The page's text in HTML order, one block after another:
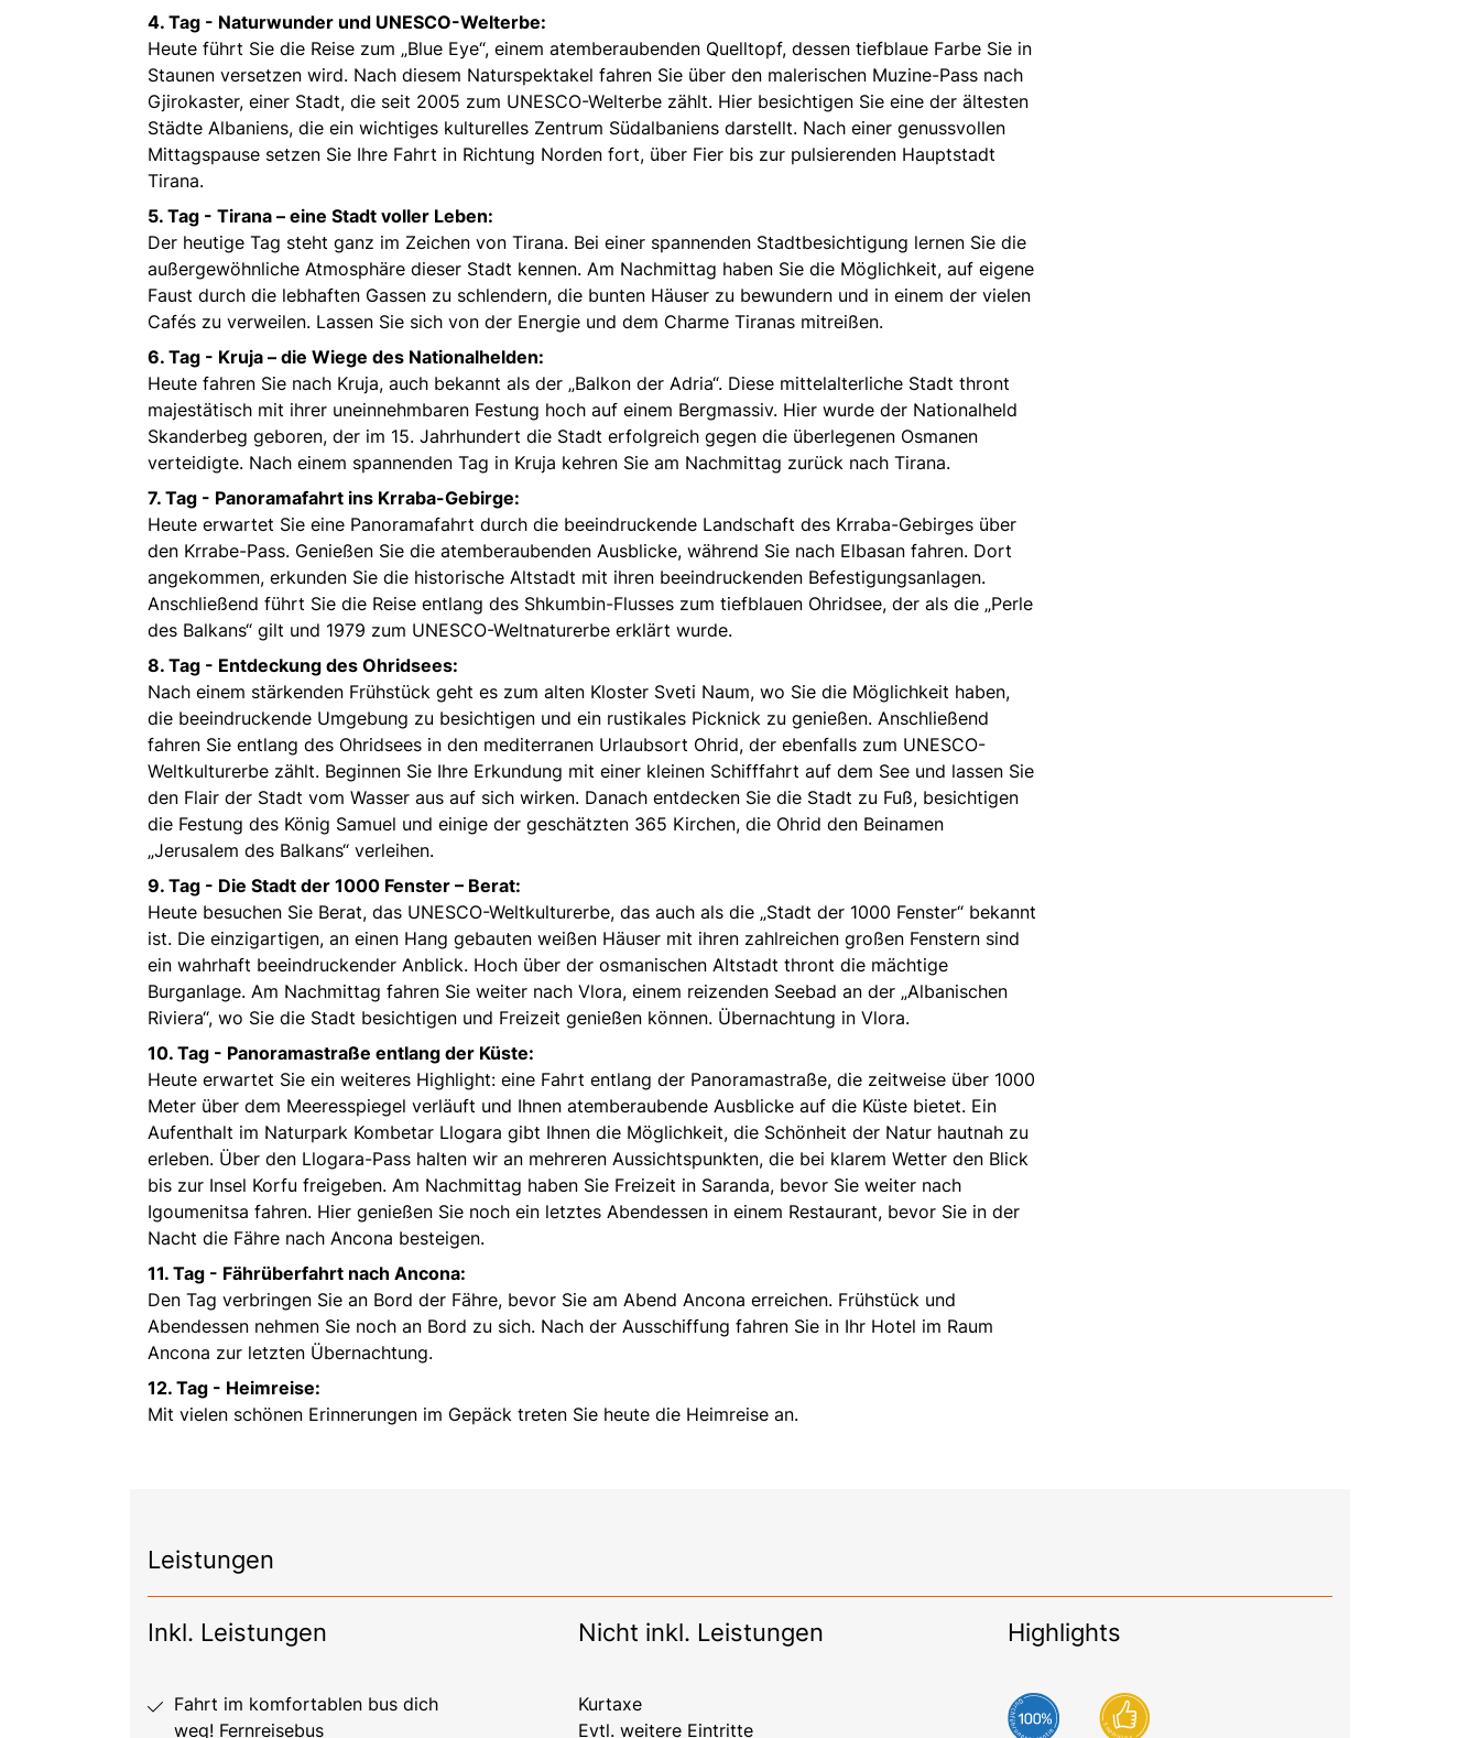
4. Tag - Naturwunder und UNESCO-Welterbe:
Heute führt Sie die Reise zum „Blue Eye“, einem atemberaubenden Quelltopf, dessen tiefblaue Farbe Sie in
Staunen versetzen wird. Nach diesem Naturspektakel fahren Sie über den malerischen Muzine-Pass nach
Gjirokaster, einer Stadt, die seit 2005 zum UNESCO-Welterbe zählt. Hier besichtigen Sie eine der ältesten
Städte Albaniens, die ein wichtiges kulturelles Zentrum Südalbaniens darstellt. Nach einer genussvollen
Mittagspause setzen Sie Ihre Fahrt in Richtung Norden fort, über Fier bis zur pulsierenden Hauptstadt
Tirana.
5. Tag - Tirana – eine Stadt voller Leben:
Der heutige Tag steht ganz im Zeichen von Tirana. Bei einer spannenden Stadtbesichtigung lernen Sie die
außergewöhnliche Atmosphäre dieser Stadt kennen. Am Nachmittag haben Sie die Möglichkeit, auf eigene
Faust durch die lebhaften Gassen zu schlendern, die bunten Häuser zu bewundern und in einem der vielen
Cafés zu verweilen. Lassen Sie sich von der Energie und dem Charme Tiranas mitreißen.
6. Tag - Kruja – die Wiege des Nationalhelden:
Heute fahren Sie nach Kruja, auch bekannt als der „Balkon der Adria“. Diese mittelalterliche Stadt thront
majestätisch mit ihrer uneinnehmbaren Festung hoch auf einem Bergmassiv. Hier wurde der Nationalheld
Skanderbeg geboren, der im 15. Jahrhundert die Stadt erfolgreich gegen die überlegenen Osmanen
verteidigte. Nach einem spannenden Tag in Kruja kehren Sie am Nachmittag zurück nach Tirana.
7. Tag - Panoramafahrt ins Krraba-Gebirge:
Heute erwartet Sie eine Panoramafahrt durch die beeindruckende Landschaft des Krraba-Gebirges über
den Krrabe-Pass. Genießen Sie die atemberaubenden Ausblicke, während Sie nach Elbasan fahren. Dort
angekommen, erkunden Sie die historische Altstadt mit ihren beeindruckenden Befestigungsanlagen.
Anschließend führt Sie die Reise entlang des Shkumbin-Flusses zum tiefblauen Ohridsee, der als die „Perle
des Balkans“ gilt und 1979 zum UNESCO-Weltnaturerbe erklärt wurde.
8. Tag - Entdeckung des Ohridsees:
Nach einem stärkenden Frühstück geht es zum alten Kloster Sveti Naum, wo Sie die Möglichkeit haben,
die beeindruckende Umgebung zu besichtigen und ein rustikales Picknick zu genießen. Anschließend
fahren Sie entlang des Ohridsees in den mediterranen Urlaubsort Ohrid, der ebenfalls zum UNESCO-
Weltkulturerbe zählt. Beginnen Sie Ihre Erkundung mit einer kleinen Schifffahrt auf dem See und lassen Sie
den Flair der Stadt vom Wasser aus auf sich wirken. Danach entdecken Sie die Stadt zu Fuß, besichtigen
die Festung des König Samuel und einige der geschätzten 365 Kirchen, die Ohrid den Beinamen
„Jerusalem des Balkans“ verleihen.
9. Tag - Die Stadt der 1000 Fenster – Berat:
Heute besuchen Sie Berat, das UNESCO-Weltkulturerbe, das auch als die „Stadt der 1000 Fenster“ bekannt
ist. Die einzigartigen, an einen Hang gebauten weißen Häuser mit ihren zahlreichen großen Fenstern sind
ein wahrhaft beeindruckender Anblick. Hoch über der osmanischen Altstadt thront die mächtige
Burganlage. Am Nachmittag fahren Sie weiter nach Vlora, einem reizenden Seebad an der „Albanischen
Riviera“, wo Sie die Stadt besichtigen und Freizeit genießen können. Übernachtung in Vlora.
10. Tag - Panoramastraße entlang der Küste:
Heute erwartet Sie ein weiteres Highlight: eine Fahrt entlang der Panoramastraße, die zeitweise über 1000
Meter über dem Meeresspiegel verläuft und Ihnen atemberaubende Ausblicke auf die Küste bietet. Ein
Aufenthalt im Naturpark Kombetar Llogara gibt Ihnen die Möglichkeit, die Schönheit der Natur hautnah zu
erleben. Über den Llogara-Pass halten wir an mehreren Aussichtspunkten, die bei klarem Wetter den Blick
bis zur Insel Korfu freigeben. Am Nachmittag haben Sie Freizeit in Saranda, bevor Sie weiter nach
Igoumenitsa fahren. Hier genießen Sie noch ein letztes Abendessen in einem Restaurant, bevor Sie in der
Nacht die Fähre nach Ancona besteigen.
11. Tag - Fährüberfahrt nach Ancona:
Den Tag verbringen Sie an Bord der Fähre, bevor Sie am Abend Ancona erreichen. Frühstück und
Abendessen nehmen Sie noch an Bord zu sich. Nach der Ausschiffung fahren Sie in Ihr Hotel im Raum
Ancona zur letzten Übernachtung.
12. Tag - Heimreise:
Mit vielen schönen Erinnerungen im Gepäck treten Sie heute die Heimreise an.
Leistungen
Inkl. Leistungen
Fahrt im komfortablen bus dich
weg! Fernreisebus
Nicht inkl. Leistungen
Kurtaxe
Evtl. weitere Eintritte
Highlights